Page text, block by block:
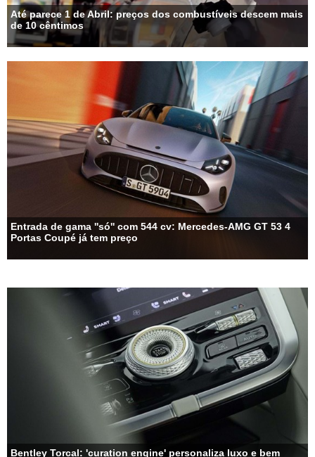
Até parece 1 de Abril: preços dos combustíveis descem mais
de 10 cêntimos
Entrada de gama ''só'' com 544 cv: Mercedes-AMG GT 53 4
Portas Coupé já tem preço
Bentley Torcal: 'curation engine' personaliza luxo e bem